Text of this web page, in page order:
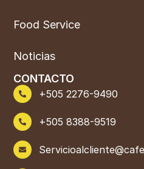
Food Service
Noticias
CONTACTO
+505 2276-9490
+505 8388-9519